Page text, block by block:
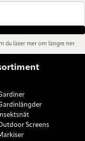
du läser mer om längre ner.
Insektsnät
Screens